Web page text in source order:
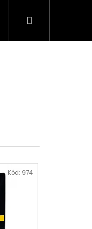
tabák Nákupní
Kód: 974